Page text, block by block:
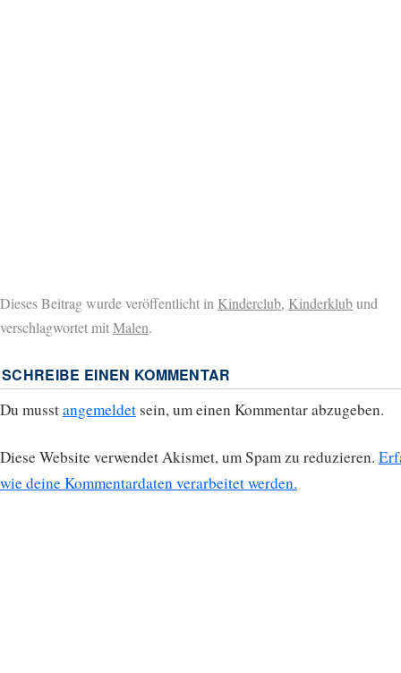
Dieses Beitrag wurde veröffentlicht in Kinderclub, Kinderklubund
verschlagwortet mitMalen.
SCHREIBE EINEN KOMMENTAR
Du musstangemeldet sein, um einen Kommentar abzugeben.
Diese Website verwendet Akismet, um Spam zu reduzieren.
wie deine Kommentardaten verarbeitet werden.